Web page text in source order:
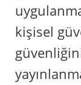
kişisel